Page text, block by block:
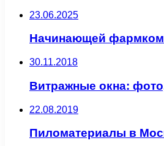
23.06.2025
Начинающей
30.11.2018
Витражные окна:
22.08.2019
Пиломатериалы в